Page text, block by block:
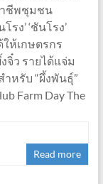
าชีพชุมชน
ง’ ‘ชันโรง’
ให้เกษตรกร
งจิ๋ว รายได้แจ่ม
หรับ “ผึ้งพันธุ์”
Farm Day The
Read more